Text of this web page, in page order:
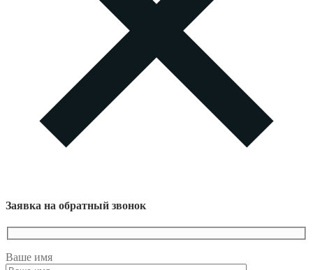
Заявка на обратный звонок
Ваше имя